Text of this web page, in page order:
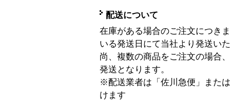
配送について
在庫がある場合のご注文につき
いる発送日にて当社より発送い
尚、複数の商品をご注文の場合
発送となります。
※配送業者は「佐川急便」また
けます